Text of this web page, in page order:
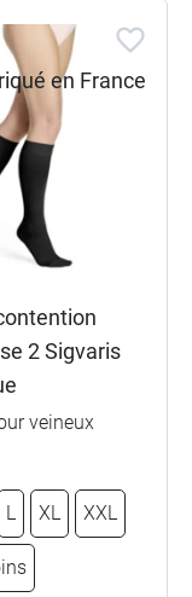
2 Sigvaris
veineux
L XL XXL